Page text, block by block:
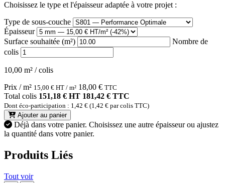
Choisissez le type et l'épaisseur adaptée à votre projet :
Type de sous-couche
Épaisseur
Surface souhaitée (m²)
Nombre de
colis
10,00 m² / colis
Prix / m² 15,00 € HT / m² 18,00 € TTC
Total colis 151,18 € HT 181,42 € TTC
Dont éco-participation : 1,42 € (1,42 € par colis TTC)
Ajouter au panier
Déjà dans votre panier. Choisissez une autre épaisseur ou ajustez
la quantité dans votre panier.
Produits Liés
Tout voir